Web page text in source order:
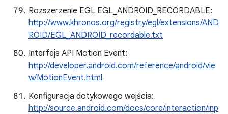
Rozszerzenie EGL EGL_ANDROID_RECORDABLE:
http://www.khronos.org/registry/egl/extensions/AND
ROID/EGL_ANDROID_recordable.txt
Interfejs API Motion Event:
http://developer.android.com/reference/android/vie
w/MotionEvent.html
Konfiguracja dotykowego wejścia:
http://source.android.com/docs/core/interaction/inp